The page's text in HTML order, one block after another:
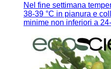
Nel fine settimana
38-39 °C in pianura e
minime non inferiori a